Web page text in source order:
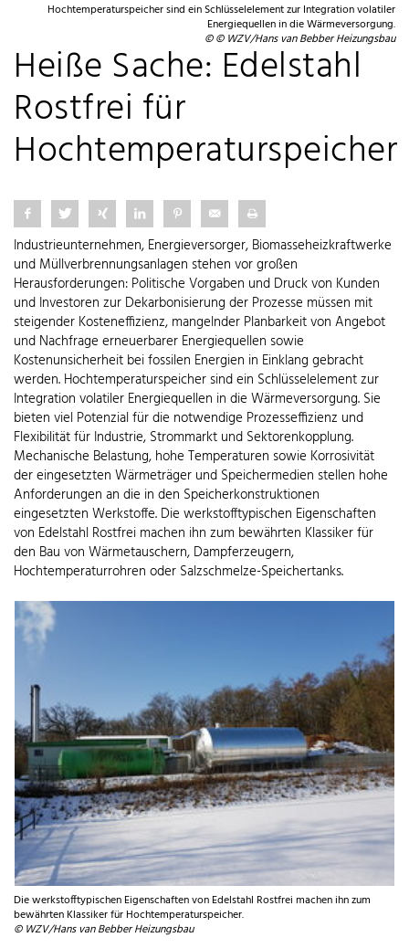
Hochtemperaturspeicher sind ein Schlüsselelement zur Integration volatiler
Energiequellen in die Wärmeversorgung.
© © WZV/Hans van Bebber Heizungsbau
Heiße Sache: Edelstahl
Rostfrei für
Hochtemperaturspeicher
Industrieunternehmen, Energieversorger, Biomasseheizkraftwerke
und Müllverbrennungsanlagen stehen vor großen
Herausforderungen: Politische Vorgaben und Druck von Kunden
und Investoren zur Dekarbonisierung der Prozesse müssen mit
steigender Kosteneffizienz, mangelnder Planbarkeit von Angebot
und Nachfrage erneuerbarer Energiequellen sowie
Kostenunsicherheit bei fossilen Energien in Einklang gebracht
werden. Hochtemperaturspeicher sind ein Schlüsselelement zur
Integration volatiler Energiequellen in die Wärmeversorgung. Sie
bieten viel Potenzial für die notwendige Prozesseffizienz und
Flexibilität für Industrie, Strommarkt und Sektorenkopplung.
Mechanische Belastung, hohe Temperaturen sowie Korrosivität
der eingesetzten Wärmeträger und Speichermedien stellen hohe
Anforderungen an die in den Speicherkonstruktionen
eingesetzten Werkstoffe. Die werkstofftypischen Eigenschaften
von Edelstahl Rostfrei machen ihn zum bewährten Klassiker für
den Bau von Wärmetauschern, Dampferzeugern,
Hochtemperaturrohren oder Salzschmelze-Speichertanks.
Die werkstofftypischen Eigenschaften von Edelstahl Rostfrei machen ihn zum
bewährten Klassiker für Hochtemperaturspeicher.
© WZV/Hans van Bebber Heizungsbau